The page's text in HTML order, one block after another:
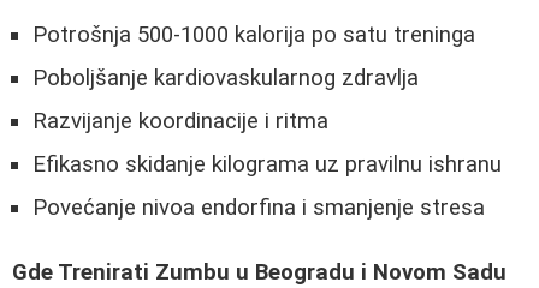
Potrošnja 500-1000 kalorija po satu treninga
Poboljšanje kardiovaskularnog zdravlja
Razvijanje koordinacije i ritma
Efikasno skidanje kilograma uz pravilnu ishranu
Povećanje nivoa endorfina i smanjenje stresa
Gde Trenirati Zumbu u Beogradu i Novom Sadu